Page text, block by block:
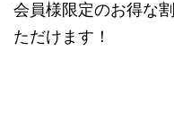
会員様限定のお得な
ただけます！